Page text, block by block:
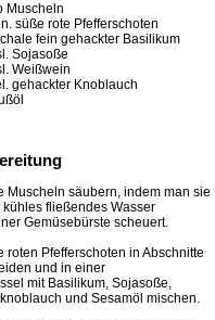
Muscheln
süße rote Pfefferschoten
fein gehackter Basilikum
Sojasoße
Weißwein
gehackter Knoblauch
Muscheln säubern, indem man sie
kühles fließendes Wasser
Gemüsebürste scheuert.
roten Pfefferschoten in Abschnitte
und in einer
mit Basilikum, Sojasoße,
und Sesamöl mischen.